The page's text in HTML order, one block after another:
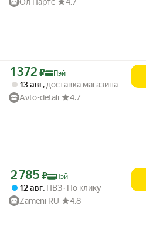
Цена с картой Яндекс Пэй 1372 ₽ вместо
1 372 ₽ Пэй
13 авг,доставка магазина
Avto-detali
4.7
Цена с картой Яндекс Пэй 2785 ₽ вместо
2 785 ₽ Пэй
12 авг, ПВЗ По клику
Zameni RU
4.8